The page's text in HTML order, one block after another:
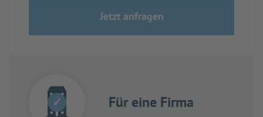
Jetzt anfragen
✓ Für eine Firma